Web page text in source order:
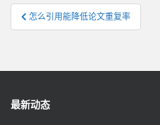
文
章
航
怎么引用能降低论文重复率
最新动态